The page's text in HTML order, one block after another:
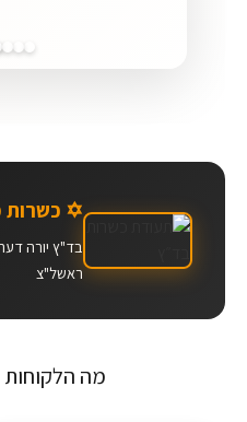
✡️ כשרות
בד"ץ יורה
ראשל"צ
מה הלקוחות